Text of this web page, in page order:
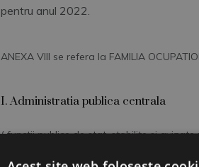
pentru anul 2022.
ANEXA VIII se refera la FAMILIA
I. Administratia publica centrala
( functii publice de stat, stabilite si
Parlamentului, al Guvernului, al